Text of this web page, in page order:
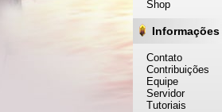
Shop
Informações
Contato
Contribuições
Equipe
Servidor
Tutoriais